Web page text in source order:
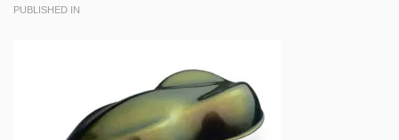
PUBLISHED IN